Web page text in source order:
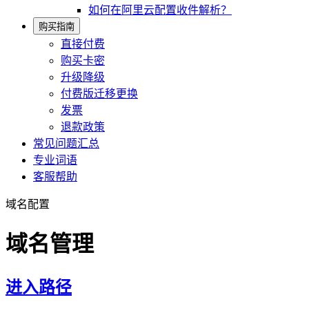
如何在阿里云配置收件解析？
购买指南
直接付费
购买卡密
升级降级
付费版迁移更换
发票
退款政策
常见问题汇总
专业词语
客服帮助
域名配置
域名管理
进入路径